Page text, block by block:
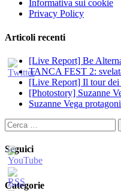
Informativa sui cookie
Privacy Policy
Articoli recenti
[Live Report] Be
TANCA FEST 2:
[Live Report] Il tour dei
[Photostory] Suzanne
Suzanne Vega
Ricerca
per:
Seguici
Categorie